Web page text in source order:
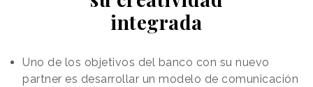
integrada
Uno de los objetivos del banco con su nuevo
partner es desarrollar un modelo de comunicación